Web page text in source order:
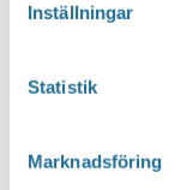
Inställningar
Statistik
Marknadsföring
591 30 Motala
Telefon